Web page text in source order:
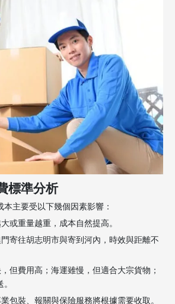
標準分析
主要受以下幾個因素影響：
或重量越重，成本自然提高。
寄往胡志明市與寄到河內，時效與距離不
但費用高；海運雖慢，但適合大宗貨物；
包裝、報關與保險服務將根據需要收取。